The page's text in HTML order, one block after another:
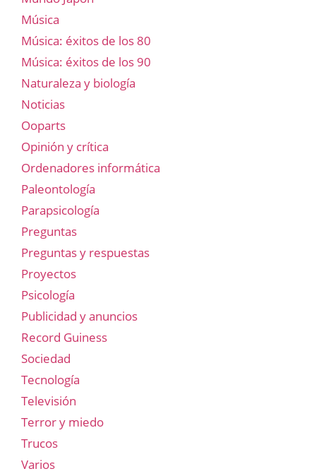
Música
Música: éxitos de los 80
Música: éxitos de los 90
Naturaleza y biología
Noticias
Ooparts
Opinión y crítica
Ordenadores informática
Paleontología
Parapsicología
Preguntas
Preguntas y respuestas
Proyectos
Psicología
Publicidad y anuncios
Record Guiness
Sociedad
Tecnología
Televisión
Terror y miedo
Trucos
Varios